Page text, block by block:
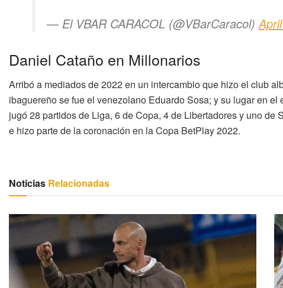
— El VBAR CARACOL (@VBarCaracol)
Daniel Cataño en Millonarios
Arribó a mediados de 2022 en un intercambio que hizo el club
ibaguereño se fue el venezolano Eduardo Sosa; y su lugar en
jugó 28 partidos de Liga, 6 de Copa, 4 de Libertadores y uno
e hizo parte de la coronación en la Copa BetPlay 2022.
Noticias Relacionadas